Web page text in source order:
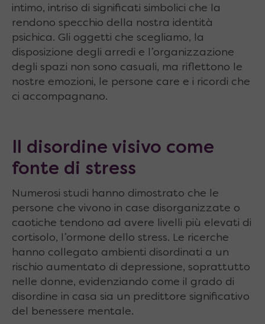
intimo, intriso di significati simbolici che la
rendono specchio della nostra identità
psichica. Gli oggetti che scegliamo, la
disposizione degli arredi e l’organizzazione
degli spazi non sono casuali, ma riflettono le
nostre emozioni, le persone care e i ricordi che
ci accompagnano.
Il disordine visivo come
fonte di stress
Numerosi studi hanno dimostrato che le
persone che vivono in case disorganizzate o
caotiche tendono ad avere livelli più elevati di
cortisolo, l’ormone dello stress. Le ricerche
hanno collegato ambienti disordinati a un
rischio aumentato di depressione, soprattutto
nelle donne, evidenziando come il grado di
disordine in casa sia un predittore significativo
del benessere mentale.